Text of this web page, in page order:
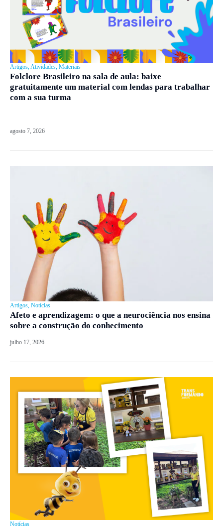
Artigos Atividades Materiais
Folclore Brasileiro na sala de aula: baixe
gratuitamente um material com lendas para trabalhar
com a sua turma
agosto 7, 2026
Artigos, Notícias
Afeto e aprendizagem: o que a neurociência nos ensina
sobre a construção do conhecimento
julho 17, 2026
Notícias